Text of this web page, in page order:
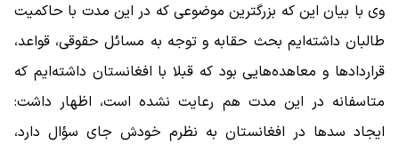
وی با بیان این که بزرگترین موضوعی که در این مدت با حاکمیت
طالبان داشته‌ایم بحث حقابه و توجه به مسائل حقوقی، قواعد،
قراردادها و معاهده‌هایی بود که قبلا با افغانستان داشته‌ایم که
متاسفانه در این مدت هم رعایت نشده است، اظهار داشت:
ایجاد سدها در افغانستان به نظرم خودش جای سؤال دارد،